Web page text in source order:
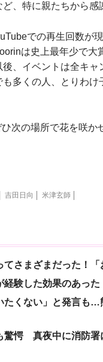
、特に親たちから感
での再生回数が
は史上最年少で
、イベントは全キ
多くの人、とりわ
次の場所で花を咲か
吉田日向 米津玄師
さまざまだった！
験した効果のあった
たくない」と発言も
驚愕 真夜中に消防